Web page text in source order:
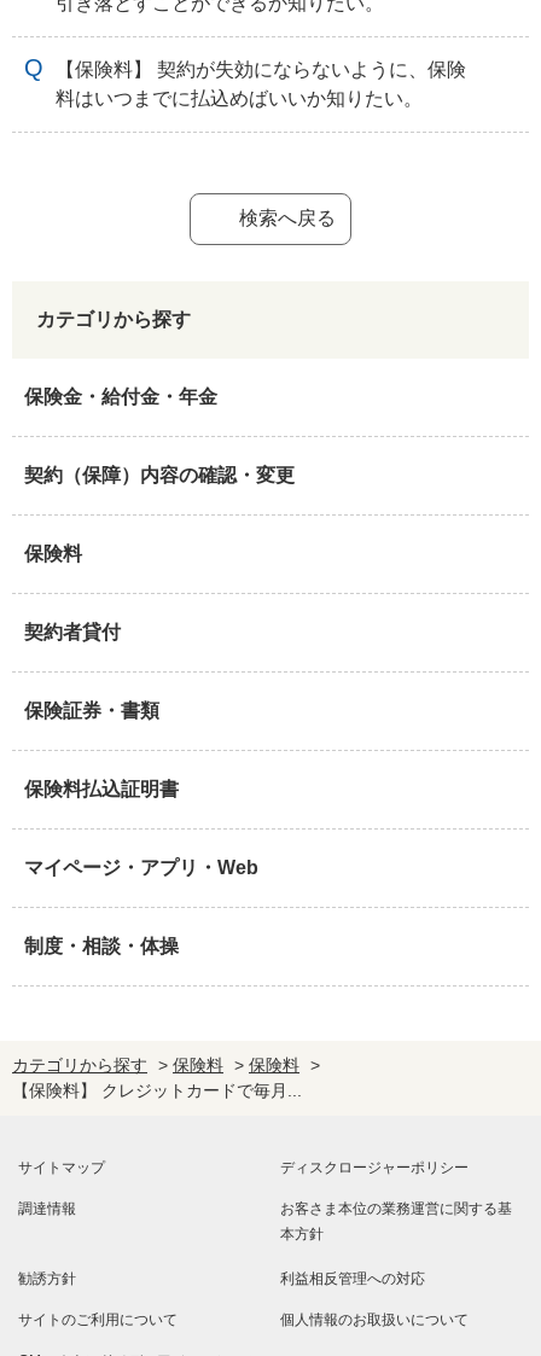
【保険料】 契約が失効にならないように、保険
料はいつまでに払込めばいいか知りたい。
検索へ戻る
カテゴリから探す
保険金・給付金・年金
契約（保障）内容の確認・変更
保険料
契約者貸付
保険証券・書類
保険料払込証明書
マイページ・アプリ・Web
制度・相談・体操
カテゴリから探す > 保険料 > 保険料 >
【保険料】 クレジットカードで毎月...
サイトマップ ディスクロージャーポリシー
調達情報 お客さま本位の業務運営に関する基
本方針
勧誘方針 利益相反管理への対応
サイトのご利用について 個人情報のお取扱いについて